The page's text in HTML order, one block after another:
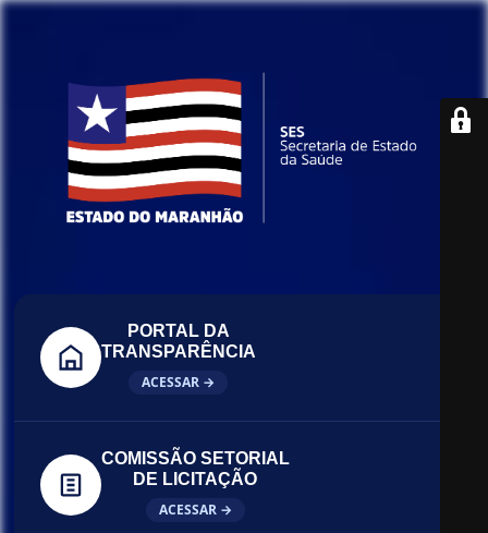
PORTAL DA
TRANSPARÊNCIA
ACESSAR →
COMISSÃO SETORIAL
DE LICITAÇÃO
ACESSAR →